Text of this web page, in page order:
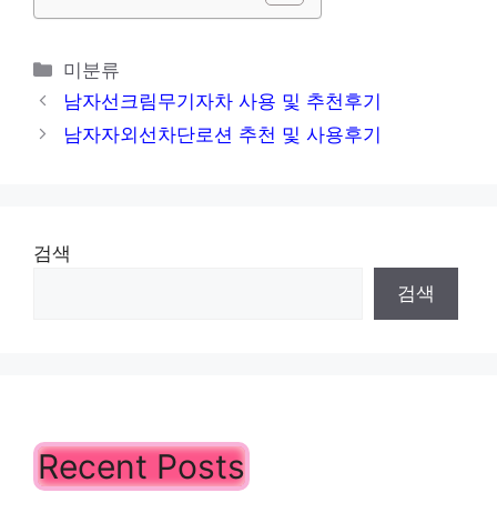
카
테
고
리
미분류
남자선크림무기자차 사용 및 추천후기
남자자외선차단로션 추천 및 사용후기
검색
검색
Recent Posts